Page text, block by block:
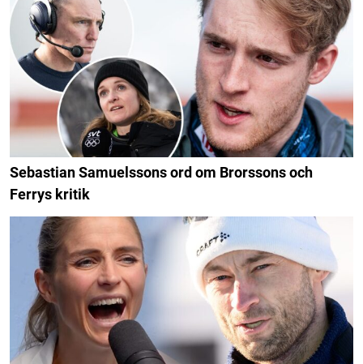
Sebastian Samuelssons ord om Brorssons och
Ferrys kritik